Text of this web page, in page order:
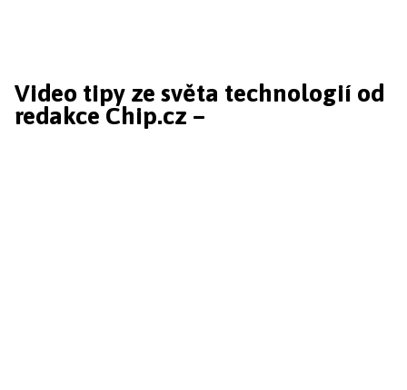
Video tipy ze světa technologií od
redakce Chip.cz –